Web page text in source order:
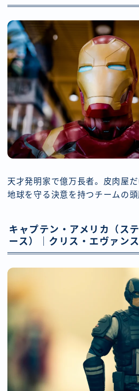
天才発明家で億万長者。皮肉屋
地球を守る決意を持つチームの頭
キャプテン・アメリカ（ス
ース）｜クリス・エヴァンス